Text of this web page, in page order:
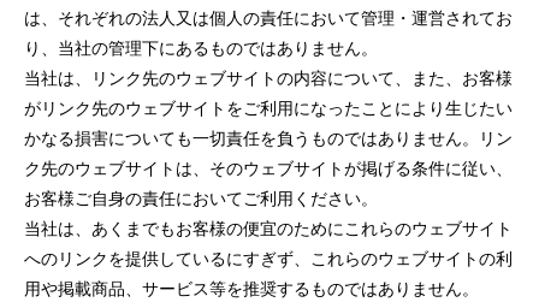
は、それぞれの法人又は個人の責任において管理・運営されてお
り、当社の管理下にあるものではありません。
当社は、リンク先のウェブサイトの内容について、また、お客様
がリンク先のウェブサイトをご利用になったことにより生じたい
かなる損害についても一切責任を負うものではありません。リン
ク先のウェブサイトは、そのウェブサイトが掲げる条件に従い、
お客様ご自身の責任においてご利用ください。
当社は、あくまでもお客様の便宜のためにこれらのウェブサイト
へのリンクを提供しているにすぎず、これらのウェブサイトの利
用や掲載商品、サービス等を推奨するものではありません。